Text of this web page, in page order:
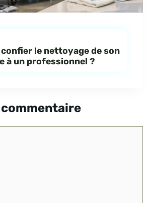
le nettoyage de son
à un professionnel ?